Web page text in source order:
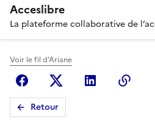
Acceslibre
La plateforme collaborative de
Voir le fil d'Ariane
FacebookX (anciennement
Linkedin
Retour